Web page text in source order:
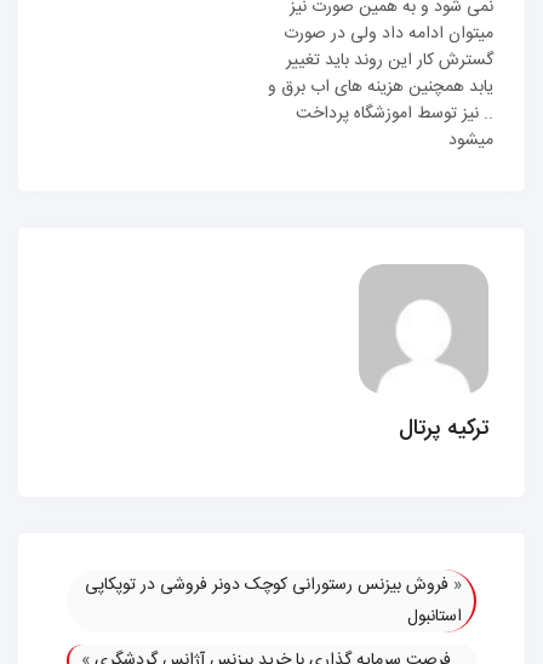
نمی شود و به همین صورت نیز
میتوان ادامه داد ولی در صورت
گسترش کار این روند باید تغییر
یابد همچنین هزینه های اب برق و
.. نیز توسط اموزشگاه پرداخت
میشود
ترکیه پرتال
« فروش بیزنس رستورانی کوچک دونر فروشی در توپکاپی
استانبول